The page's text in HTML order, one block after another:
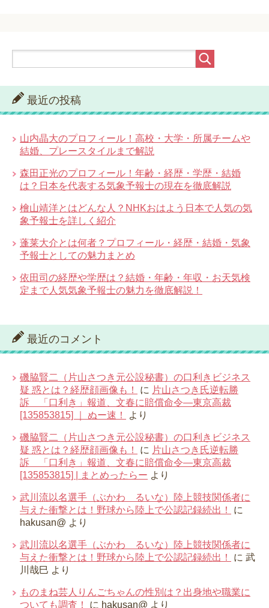
最近の投稿
山内晶大のプロフィール！高校・大学・所属チームや
結婚、プレースタイルまで解説
森田正光のプロフィール！年齢・経歴・学歴・結婚
は？日本を代表する気象予報士の現在を徹底解説
檜山靖洋とはどんな人？NHKおはよう日本で人気の気
象予報士を詳しく紹介
蓬莱大介とは何者？プロフィール・経歴・結婚・気象
予報士としての魅力まとめ
依田司の経歴や学歴は？結婚・年齢・年収・お天気検
定まで人気気象予報士の魅力を徹底解説！
最近のコメント
磯脇賢二（片山さつき元公設秘書）の口利きビジネス
疑 惑とは？経歴顔画像も！
に 片山さつき氏逆転勝
訴 「口利き」報道、文春に賠償命令―東京高裁
[135853815] ｜ ぬー速！
より
磯脇賢二（片山さつき元公設秘書）の口利きビジネス
疑 惑とは？経歴顔画像も！
に 片山さつき氏逆転勝
訴 「口利き」報道、文春に賠償命令―東京高裁
[135853815] | まとめったらー より
武川流以名選手（ぶかわ るいな）陸上競技関係者に
与えた衝撃とは！野球から陸上で公認記録続出！
に
hakusan@ より
武川流以名選手（ぶかわ るいな）陸上競技関係者に
与えた衝撃とは！野球から陸上で公認記録続出！
に 武
川哉巳 より
ものまね芸人りんごちゃんの性別は？出身地や職業に
ついても調査！
に hakusan@ より